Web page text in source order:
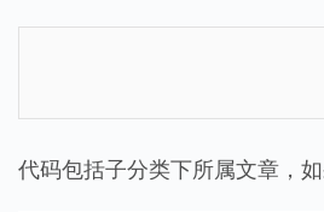
代码包括子分类下所属文章，